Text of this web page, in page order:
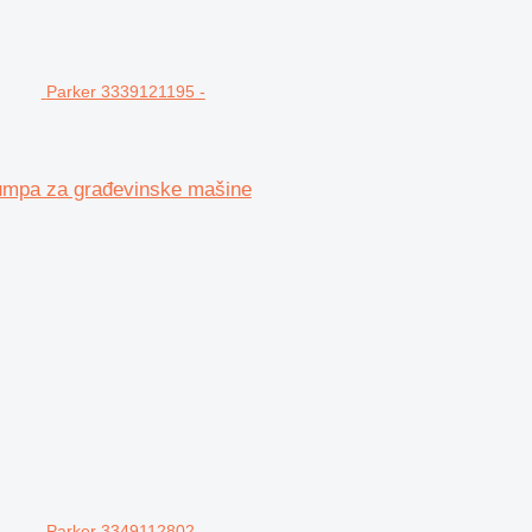
Parker 3339121195 -
za građevinske mašine